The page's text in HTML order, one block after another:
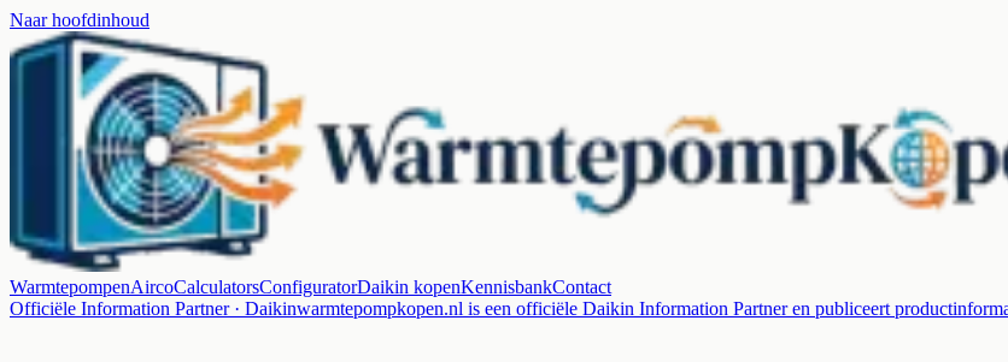
Naar hoofdinhoud
WarmtepompenAircoCalculatorsConfiguratorDaikin kopenKennisbankContact
Officiële Information Partner · Daikinwarmtepompkopen.nl is een officiële Daikin Information Partner en publiceert